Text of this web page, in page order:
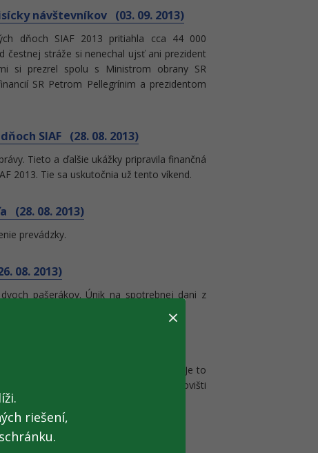
návštevníkov (03. 09. 2013)
dňoch SIAF 2013 pritiahla cca 44 000
čestnej stráže si nenechal ujsť ani prezident
si prezrel spolu s Ministrom obrany SR
SR Petrom Pellegrínim a prezidentom
SIAF (28. 08. 2013)
Tieto a ďalšie ukážky pripravila finančná
2013. Tie sa uskutočnia už tento víkend.
(28. 08. 2013)
prevádzky.
08. 2013)
pašerákov. Únik na spotrebnej dani z
medzinárodného podujatia SIAF. Je to
z partnerov. Na svojom stanovišti
meste (22. 08. 2013)
×
riešení,